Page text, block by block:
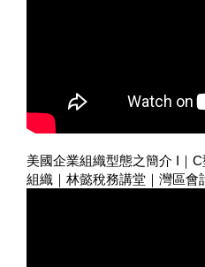
美國企業組織型態之簡介 I｜
組織｜林懿稅務講堂｜灣區會